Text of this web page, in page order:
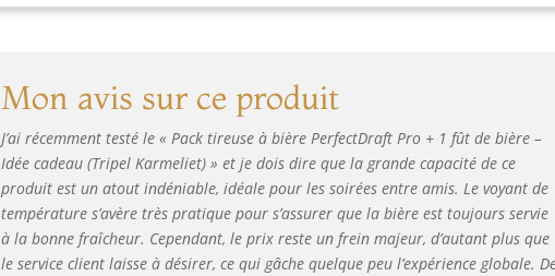
entre amis Cette bière de fermentation basse à 5° d’alcool vous
Plus De 40 Bières À Découvrir – La gamme PerfectDraft propose plus
de 40 références : Stella Artois, Leffe, Kwak, Goose Island, Jupiler et
bien d’autres. IPA houblonnées, lagers légères ou bières belges, il
existe un fût adapté à tous les goûts La Pression Parfaite Avec
PerfectDraft – Rejoignez une communauté de passionnés qui
profitent déjà de la bière pression à domicile. Avec son système
performant et sa grande variété de fûts, PerfectDraft transforme
chaque dégustation en moment convivial
Mon avis sur ce produit
J’ai récemment testé le « Pack tireuse à bière PerfectDraft Pro + 1 fût de bière –
Idée cadeau (Tripel Karmeliet) » et je dois dire que la grande capacité de ce
produit est un atout indéniable, idéale pour les soirées entre amis. Le voyant de
température s’avère très pratique pour s’assurer que la bière est toujours servie
à la bonne fraîcheur. Cependant, le prix reste un frein majeur, d’autant plus que
le service client laisse à désirer, ce qui gâche quelque peu l’expérience globale.